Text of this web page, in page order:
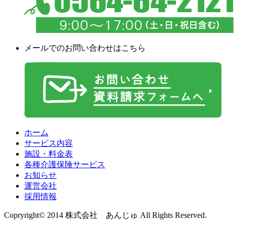
メールでのお問い合わせはこちら
ホーム
サービス内容
施設・料金表
各種介護保険サービス
お知らせ
運営会社
採用情報
Copryright© 2014 株式会社 あんじゅ All Rights Reserved.